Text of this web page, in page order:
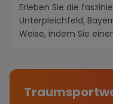
Erleben Sie die
Unterpleichfeld,
Weise, indem Sie